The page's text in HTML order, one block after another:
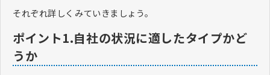
それぞれ詳しくみていきましょう。
ポイント1.自社の状況に適したタイプかど
うか